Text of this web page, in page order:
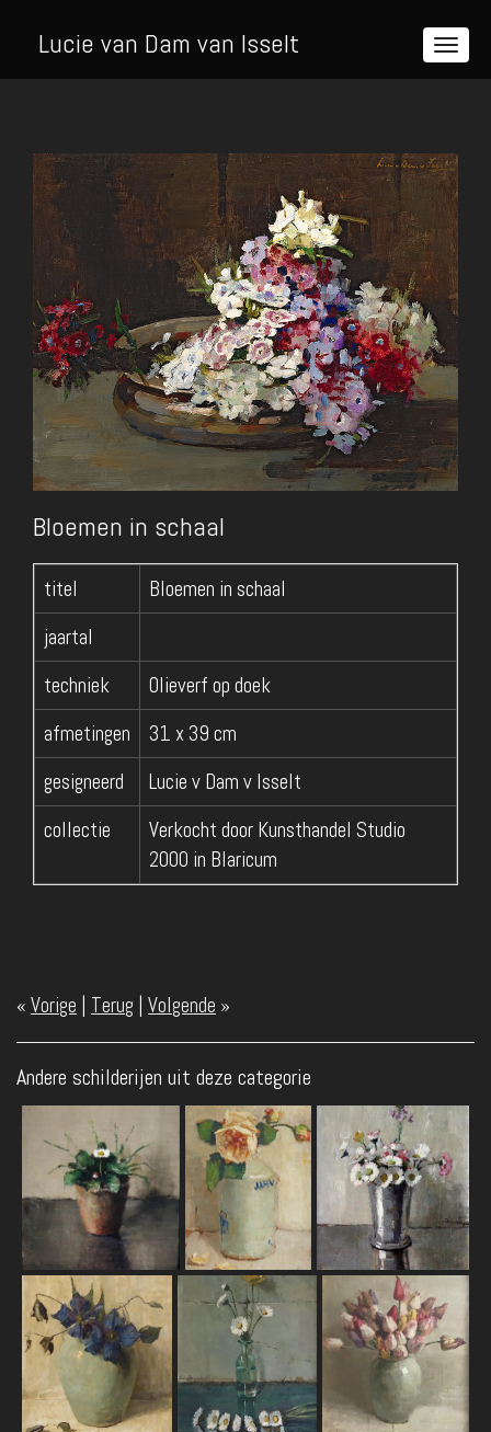
Lucie van Dam van Isselt
Bloemen in schaal
titel
Bloemen in schaal
jaartal
techniek
Olieverf op doek
afmetingen
31 x 39 cm
gesigneerd
Lucie v Dam v Isselt
collectie
Verkocht door Kunsthandel Studio
2000 in Blaricum
« Vorige Terug Volgende »
Andere schilderijen uit deze categorie